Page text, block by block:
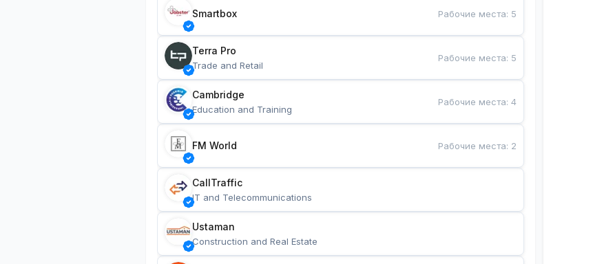
Smartbox Рабочие места: 5
Terra Pro
Trade and Retail
Рабочие места: 5
Cambridge
Education and Training
Рабочие места:4
FM World Рабочие места: 2
CallTraffic
IT and Telecommunications
Ustaman
Construction and Real Estate